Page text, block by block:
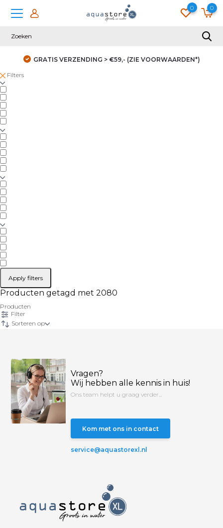
0 0
GRATIS VERZENDING > €59,- (ZIE VOORWAARDEN*)
Filters
Apply filters
Producten getagd met 2080
Producten
Filter
Sorteren op
Vragen?
Wij hebben alle kennis in huis!
Ons team helpt u graag verder...
Kom met ons in contact
service@aquastorexl.nl